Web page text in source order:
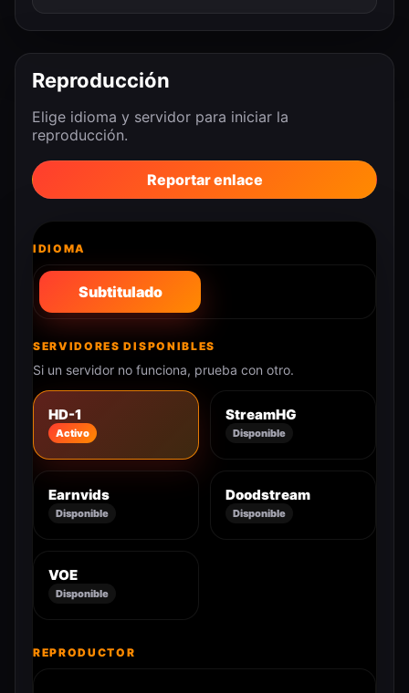
Reproducción
Elige idioma y servidor para iniciar la
reproducción.
Reportar enlace
IDIOMA
Subtitulado
SERVIDORES DISPONIBLES
Si un servidor no funciona, prueba con otro.
HD-1
Activo
StreamHG
Disponible
Earnvids
Disponible
Doodstream
Disponible
VOE
Disponible
REPRODUCTOR